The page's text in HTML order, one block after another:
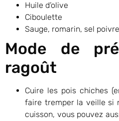
Huile d’olive
Ciboulette
Sauge, romarin, sel poivre
Mode de
ragoût
Cuire les pois chiches
faire tremper la veille si
cuisson, vous pouvez